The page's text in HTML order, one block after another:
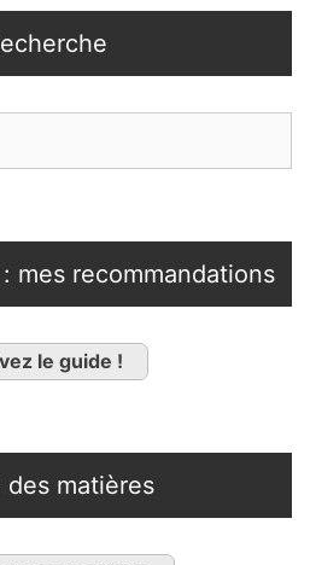
mes recommandations
le guide !
des matières